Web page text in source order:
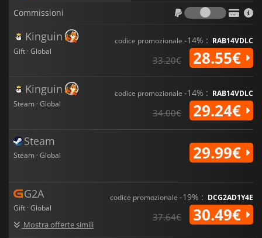
Commissioni
Kinguin
Gift · Global
codice promozionale -14% : RAB14VDLC
33.20€ 28.55€
Kinguin
Steam · Global
codice promozionale -14% : RAB14VDLC
34.00€ 29.24€
Steam
Steam · Global 29.99€
G2A
Gift · Global
Mostra offerte simili
codice promozionale -19% : DCG2AD1Y4E
37.64€ 30.49€